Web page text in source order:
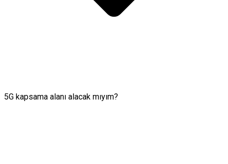
5G kapsama alanı alacak mıyım?